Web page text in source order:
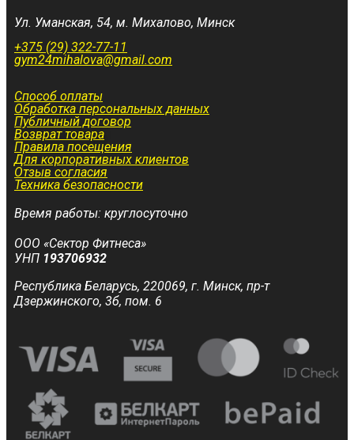
Ул. Уманская, 54, м. Михалово, Минск
+375 (29) 322-77-11
gym24mihalova@gmail.com
Способ оплаты
Обработка персональных данных
Публичный договор
Возврат товара
Правила посещения
Для корпоративных клиентов
Отзыв согласия
Техника безопасности
Время работы: круглосуточно
ООО «Сектор Фитнеса»
УНП 193706932
Республика Беларусь, 220069, г. Минск, пр-т
Дзержинского, 3б, пом. 6